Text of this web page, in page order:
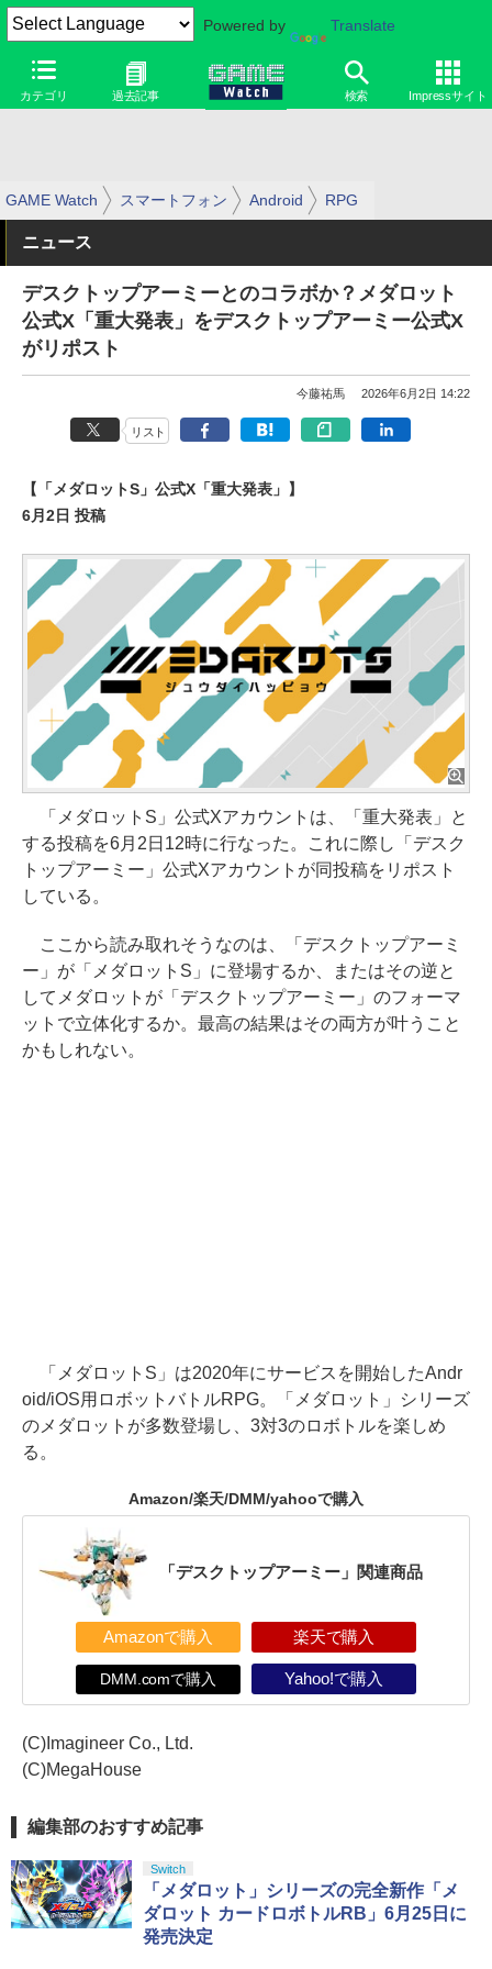
Powered by Translate
カテゴリ 過去記事 検索 Impressサイト
GAME Watch スマートフォン Android RPG
ニュース
デスクトップアーミーとのコラボか？メダロット
公式X「重大発表」をデスクトップアーミー公式X
がリポスト
今藤祐馬 2026年6月2日 14:22
リスト
【「メダロットS」公式X「重大発表」】
6月2日 投稿
「メダロットS」公式Xアカウントは、「重大発表」と
する投稿を6月2日12時に行なった。これに際し「デスク
トップアーミー」公式Xアカウントが同投稿をリポスト
している。
ここから読み取れそうなのは、「デスクトップアーミ
ー」が「メダロットS」に登場するか、またはその逆と
してメダロットが「デスクトップアーミー」のフォーマ
ットで立体化するか。最高の結果はその両方が叶うこと
かもしれない。
「メダロットS」は2020年にサービスを開始したAndr
oid/iOS用ロボットバトルRPG。「メダロット」シリーズ
のメダロットが多数登場し、3対3のロボトルを楽しめ
る。
Amazon/楽天/DMM/yahooで購入
「デスクトップアーミー」関連商品
Amazonで購入 楽天で購入
DMM.comで購入 Yahoo!で購入
(C)Imagineer Co., Ltd.
(C)MegaHouse
編集部のおすすめ記事
Switch
「メダロット」シリーズの完全新作「メ
ダロット カードロボトルRB」6月25日に
発売決定